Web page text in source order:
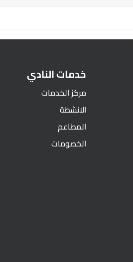
خدمات النادي
مركز الخدمات
الانشطة
المطاعم
الخصومات